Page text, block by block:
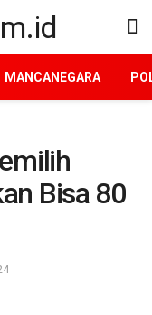
MANCANEGARA
Bisa 80